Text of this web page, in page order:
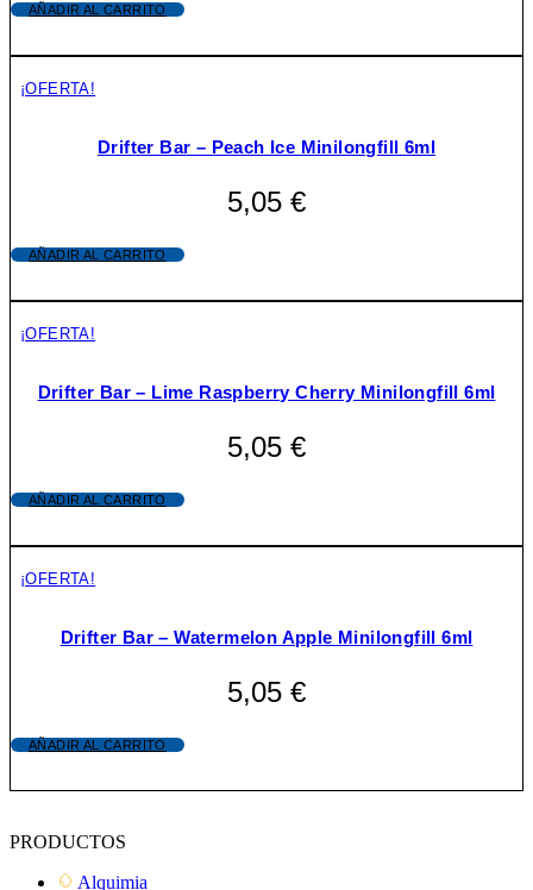
AÑADIR AL CARRITO
¡OFERTA!
Drifter Bar – Peach Ice Minilongfill 6ml
5,05 €
AÑADIR AL CARRITO
¡OFERTA!
Drifter Bar – Lime Raspberry Cherry Minilongfill 6ml
5,05 €
AÑADIR AL CARRITO
¡OFERTA!
Drifter Bar – Watermelon Apple Minilongfill 6ml
5,05 €
AÑADIR AL CARRITO
PRODUCTOS
Alquimia